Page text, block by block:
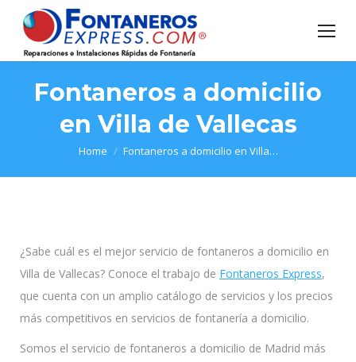
Fontaneros a domicilio
en Villa de Vallecas
You are here:
Home Fontaneros a domicilio en Villa…
¿Sabe cuál es el mejor servicio de fontaneros a domicilio en
Villa de Vallecas? Conoce el trabajo de Fontaneros Express,
que cuenta con un amplio catálogo de servicios y los precios
más competitivos en servicios de fontanería a domicilio.
Somos el servicio de fontaneros a domicilio de Madrid más